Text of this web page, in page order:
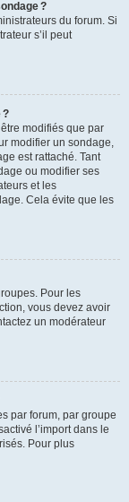
?
du forum. Si
s’il peut
?
modifiés que par
modifier un sondage,
est rattaché. Tant
ou modifier ses
et les
Cela évite que les
Pour les
vous devez avoir
un modérateur
par forum, par groupe
l’import dans le
Pour plus